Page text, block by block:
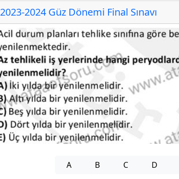
2024 Güz Dönemi Final Sınavı
A B C D